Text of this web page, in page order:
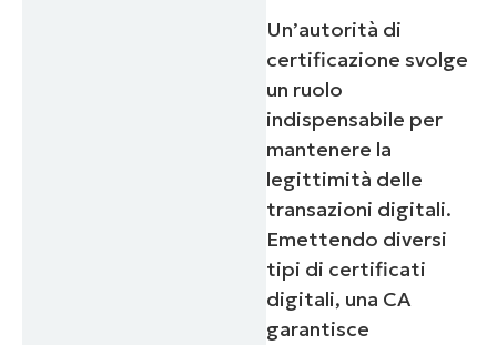
Un’autorità di
certificazione svolge
un ruolo
indispensabile per
mantenere la
legittimità delle
transazioni digitali.
Emettendo diversi
tipi di certificati
digitali, una CA
garantisce